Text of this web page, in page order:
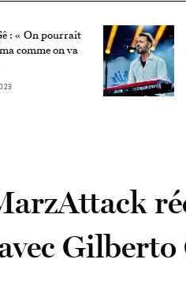
: « On pourrait
comme on va